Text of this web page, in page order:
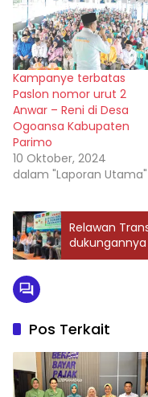
Kampanye terbatas
Paslon nomor urut 2
Anwar – Reni di Desa
Ogoansa Kabupaten
Parimo
10 Oktober, 2024
dalam "Laporan Utama"
Relawan
Pos Terkait